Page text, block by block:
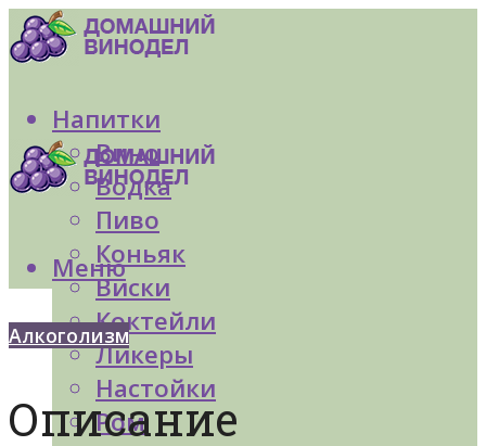
Напитки
Вино
Водка
Пиво
Коньяк
Виски
Коктейли
Ликеры
Настойки
Ром
Меню
Алкоголизм
Описание